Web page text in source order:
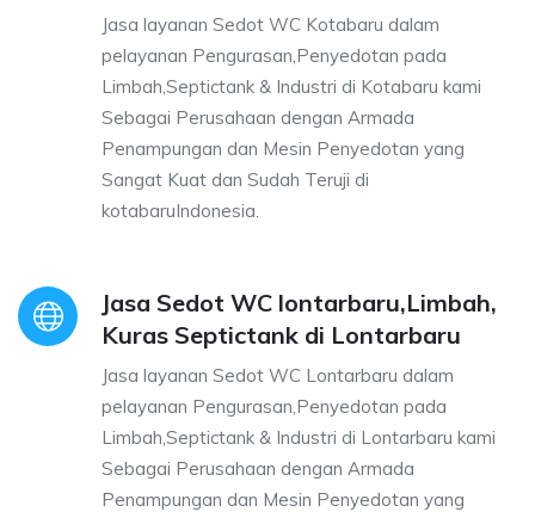
Jasa layanan Sedot WC Kotabaru dalam
pelayanan Pengurasan,Penyedotan pada
Limbah,Septictank & Industri di Kotabaru kami
Sebagai Perusahaan dengan Armada
Penampungan dan Mesin Penyedotan yang
Sangat Kuat dan Sudah Teruji di
kotabaruIndonesia.
Jasa Sedot WC lontarbaru,Limbah,
Kuras Septictank di Lontarbaru
Jasa layanan Sedot WC Lontarbaru dalam
pelayanan Pengurasan,Penyedotan pada
Limbah,Septictank & Industri di Lontarbaru kami
Sebagai Perusahaan dengan Armada
Penampungan dan Mesin Penyedotan yang